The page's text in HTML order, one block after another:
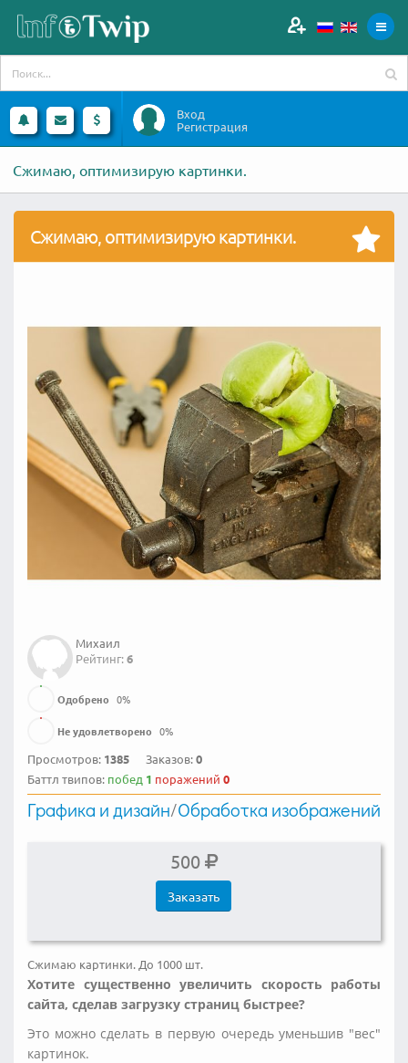
Вход
Регистрация
Сжимаю, оптимизирую картинки.
Сжимаю, оптимизирую картинки.
Михаил
Рейтинг:6
Одобрено 0%
Не удовлетворено 0%
Просмотров: 1385 Заказов:0
Баттл твипов: побед 1 поражений 0
Графика и дизайн/Обработка изображений
500
Заказать
Сжимаю картинки. До 1000 шт.
Хотите существенно увеличить скорость работы
сайта, сделав загрузку страниц быстрее?
Это можно сделать в первую очередь уменьшив "вес"
картинок.